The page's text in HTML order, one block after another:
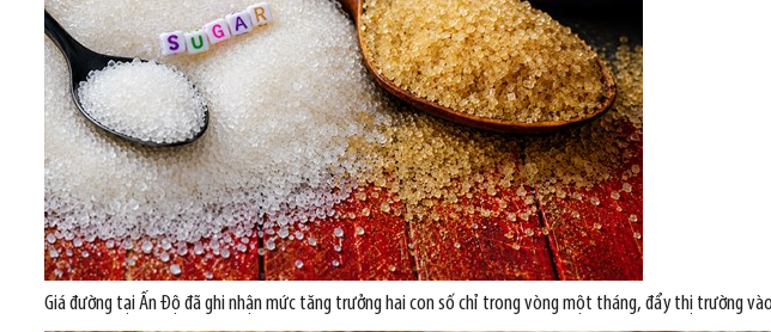
Giá đường tại Ấn Độ đã ghi nhận mức tăng trưởng hai con số chỉ trong vòng một tháng, đẩy thị trường